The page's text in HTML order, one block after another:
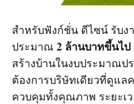
สำหรับฟังก์ชั่น ดีไซน์ รับง
ประมาณ 2 ล้านบาทขึ้นไป
สร้างบ้านในงบประมาณป
ต้องการบริษัทเดียวที่ดูแล
ควบคุมทั้งคุณภาพ ระยะเ